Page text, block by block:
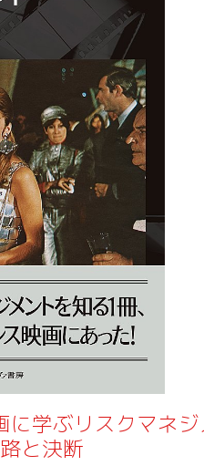
に学ぶリスクマネ
と決断